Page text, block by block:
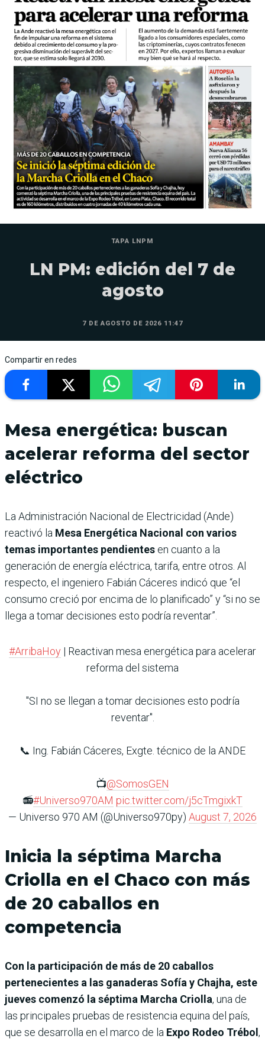
TAPA LNPM
LN PM: edición del 7 de
agosto
7 DE AGOSTO DE 2026 11:47
Compartir en redes
Mesa energética: buscan
acelerar reforma del sector
eléctrico
La Administración Nacional de Electricidad (Ande)
reactivó la Mesa Energética Nacional con varios
temas importantes pendientes en cuanto a la
generación de energía eléctrica, tarifa, entre otros. Al
respecto, el ingeniero Fabián Cáceres indicó que “el
consumo creció por encima de lo planificado” y “si no se
llega a tomar decisiones esto podría reventar”.
#ArribaHoy | Reactivan mesa energética para acelerar
reforma del sistema
"SI no se llegan a tomar decisiones esto podría
reventar".
📞 Ing. Fabián Cáceres, Exgte. técnico de la ANDE
📺@SomosGEN
📻#Universo970AM pic.twitter.com/j5cTmgixkT
— Universo 970 AM (@Universo970py) August 7, 2026
Inicia la séptima Marcha
Criolla en el Chaco con más
de 20 caballos en
competencia
Con la participación de más de 20 caballos
pertenecientes a las ganaderas Sofía y Chajha, este
jueves comenzó la séptima Marcha Criolla, una de
las principales pruebas de resistencia equina del país,
que se desarrolla en el marco de la Expo Rodeo Trébol ,